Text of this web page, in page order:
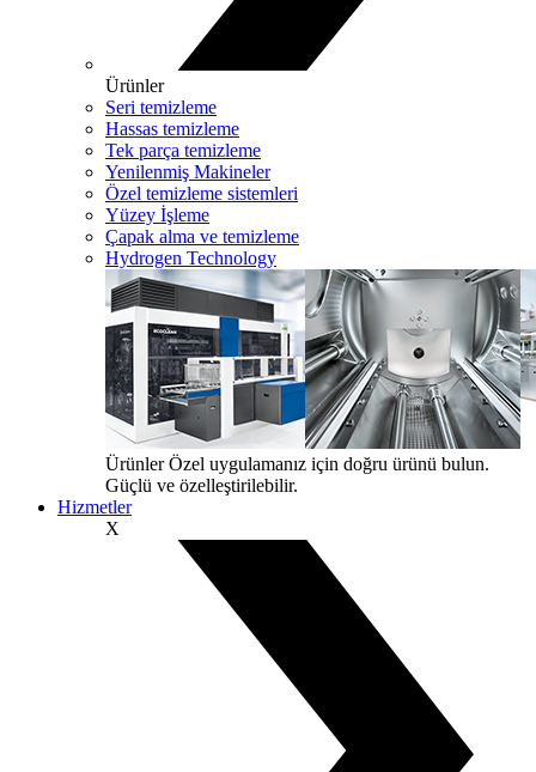
Ürünler
Seri temizleme
Hassas temizleme
Tek parça temizleme
Yenilenmiş Makineler
Özel temizleme sistemleri
Yüzey İşleme
Çapak alma ve temizleme
Hydrogen Technology
ÜrünlerÖzel uygulamanız için doğru ürünü bulun.
Güçlü ve özelleştirilebilir.
Hizmetler
X